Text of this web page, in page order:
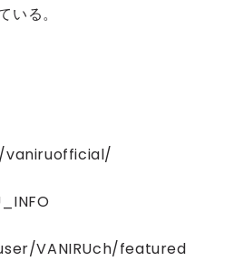
いる。
VANIRUch/featured